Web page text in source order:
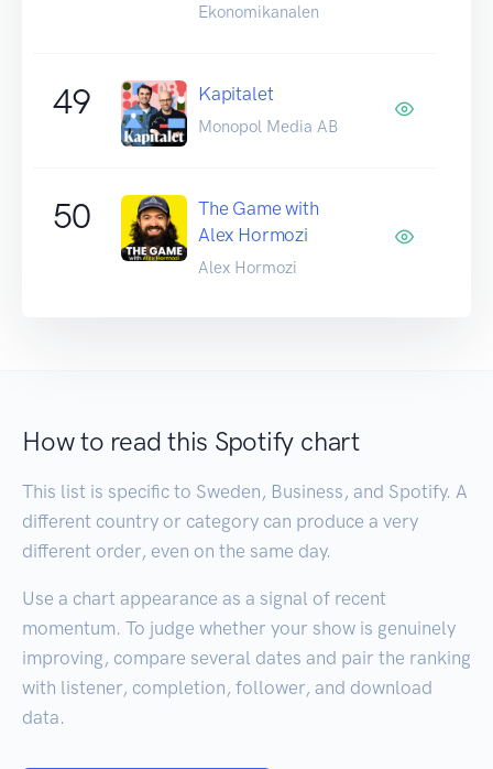
Ekonomikanalen
49 Kapitalet
Monopol Media AB
50
The Game with
Alex Hormozi
Alex Hormozi
How to read this Spotify chart
This list is specific to Sweden, Business, and Spotify. A
different country or category can produce a very
different order, even on the same day.
Use a chart appearance as a signal of recent
momentum. To judge whether your show is genuinely
improving, compare several dates and pair the ranking
with listener, completion, follower, and download
data.